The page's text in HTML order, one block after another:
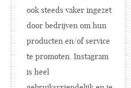
ook steeds vaker ingezet
door bedrijven om hun
producten en/of service
te promoten. Instagram
is heel